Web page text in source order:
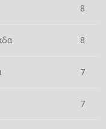
8
8
7
7